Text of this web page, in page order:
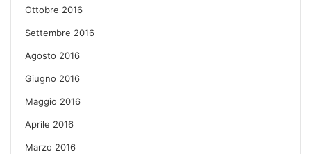
Ottobre 2016
Settembre 2016
Agosto 2016
Giugno 2016
Maggio 2016
Aprile 2016
Marzo 2016